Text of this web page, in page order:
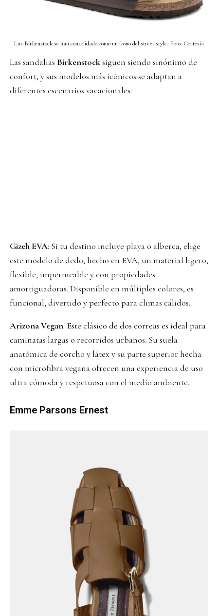
Las Birkenstock se han consolidado como un ícono del street style. Foto: Cortesía
Las sandalias Birkenstocksiguen siendo sinónimo de
confort, y sus modelos más icónicos se adaptan a
diferentes escenarios vacacionales:
Gizeh EVA: Si tu destino incluye playa o alberca, elige
este modelo de dedo, hecho en EVA, un material ligero,
flexible, impermeable y con propiedades
amortiguadoras. Disponible en múltiples colores, es
funcional, divertido y perfecto para climas cálidos.
Arizona Vegan: Este clásico de dos correas es ideal para
caminatas largas o recorridos urbanos. Su suela
anatómica de corcho y látex y su parte superior hecha
con microfibra vegana ofrecen una experiencia de uso
ultra cómoda y respetuosa con el medio ambiente.
Emme Parsons Ernest